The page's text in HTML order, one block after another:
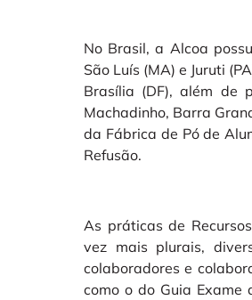
No Brasil, a Alcoa
São Luís (MA) e Juruti
Brasília (DF), além de
Machadinho, Barra
da Fábrica de Pó de
Refusão.
As práticas de
vez mais plurais,
colaboradores e
como o do Guia Exame